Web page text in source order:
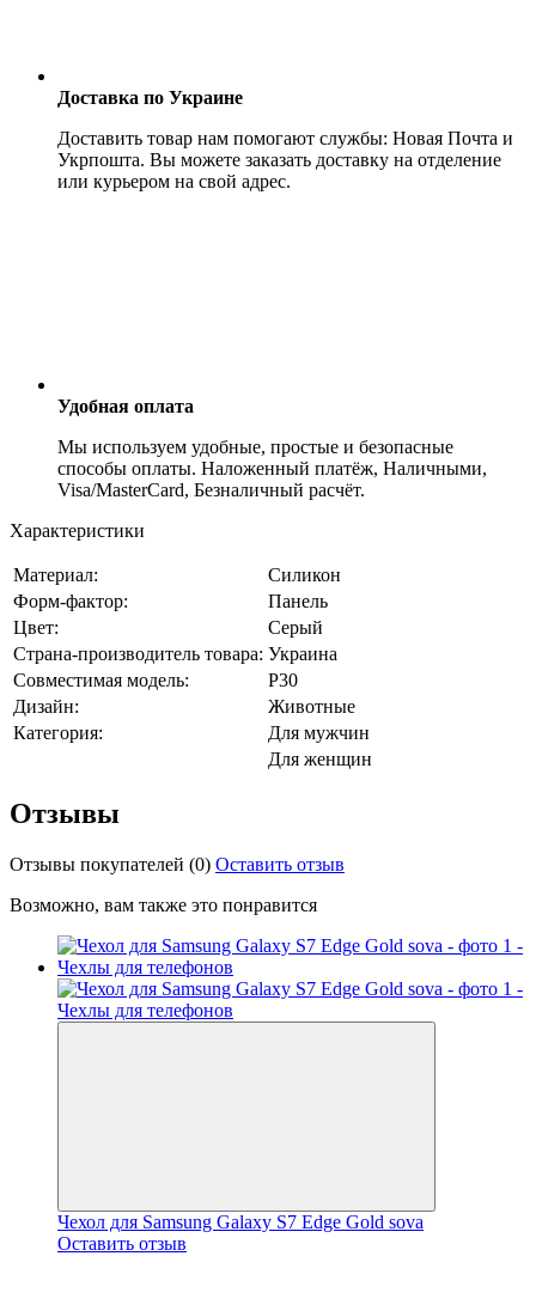
Доставка по Украине
Доставить товар нам помогают службы: Новая Почта и
Укрпошта. Вы можете заказать доставку на отделение
или курьером на свой адрес.
Удобная оплата
Мы используем удобные, простые и безопасные
способы оплаты. Наложенный платёж, Наличными,
Visa/MasterCard, Безналичный расчёт.
Характеристики
Материал:
Силикон
Форм-фактор:
Панель
Цвет:
Серый
Страна-производитель товара: Украина
Совместимая модель:
P30
Дизайн:
Животные
Категория:
Для мужчин
Для женщин
Отзывы
Отзывы покупателей (0) Оставить отзыв
Возможно, вам также это понравится
Чехол для Samsung Galaxy S7 Edge Gold sova
Оставить отзыв